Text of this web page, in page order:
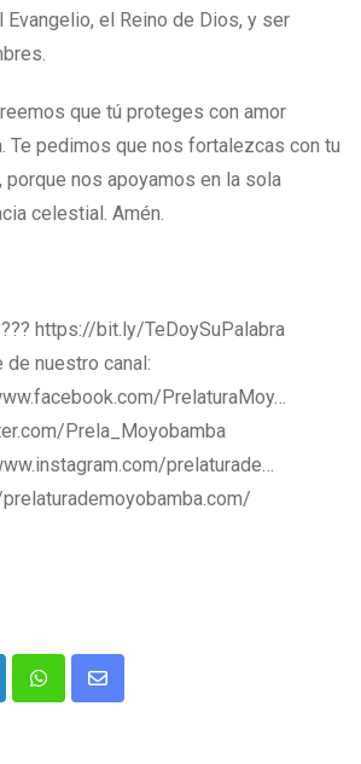
Evangelio, el Reino de Dios, y ser
que tú proteges con amor
Te pedimos que nos fortalezcas con tu
nos apoyamos en la sola
celestial. Amén.
https://bit.ly/TeDoySuPalabra
nuestro canal:
PrelaturaMoy…
Prela_Moyobamba​
prelaturade…